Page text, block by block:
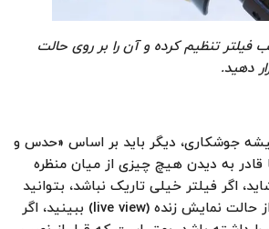
فیلتر تنظیم کرده و آن را بر روی حالت
دهید.
جوشکاری، دیگر باید بر اساس «حدس و
به دیدن هیچ چیزی از میان منظره
اگر فیلتر خیلی تاریک نباشد، بتوانید
فقط کمی با استفاده از حالت نمایش زنده (live view) ببینید، اگر